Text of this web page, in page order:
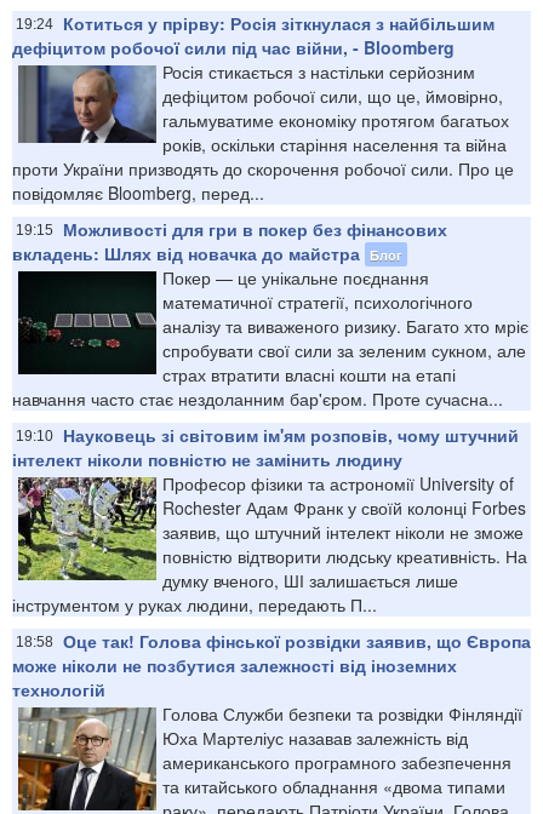
19:24
Котиться у прірву: Росія зіткнулася з найбільшим
дефіцитом робочої сили під час війни, - Bloomberg
Росія стикається з настільки серйозним
дефіцитом робочої сили, що це, ймовірно,
гальмуватиме економіку протягом багатьох
років, оскільки старіння населення та війна
проти України призводять до скорочення робочої сили. Про це
повідомляє Bloomberg, перед...
19:15
​Можливості для гри в покер без фінансових
вкладень: Шлях від новачка до майстра Блог
Покер — це унікальне поєднання
математичної стратегії, психологічного
аналізу та виваженого ризику. Багато хто мріє
спробувати свої сили за зеленим сукном, але
страх втратити власні кошти на етапі
навчання часто стає нездоланним бар'єром. Проте сучасна...
19:10
Науковець зі світовим ім'ям розповів, чому штучний
інтелект ніколи повністю не замінить людину
Професор фізики та астрономії University of
Rochester Адам Франк у своїй колонці Forbes
заявив, що штучний інтелект ніколи не зможе
повністю відтворити людську креативність. На
думку вченого, ШІ залишається лише
інструментом у руках людини, передають П...
18:58 Оце так! Голова фінської розвідки заявив, що Європа
може ніколи не позбутися залежності від іноземних
технологій
Голова Служби безпеки та розвідки Фінляндії
Юха Мартеліус назавав залежність від
американського програмного забезпечення
та китайського обладнання «двома типами